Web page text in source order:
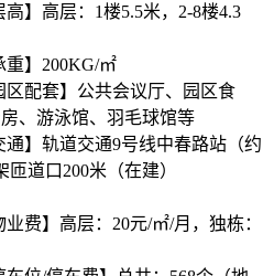
高】高层：1楼5.5米，2-8楼4.3
重】200KG/㎡
区配套】公共会议厅、园区食
、游泳馆、羽毛球馆等
通】轨道交通9号线中春路站（约
道口200米（在建）
业费】高层：20元/㎡/月，独栋：